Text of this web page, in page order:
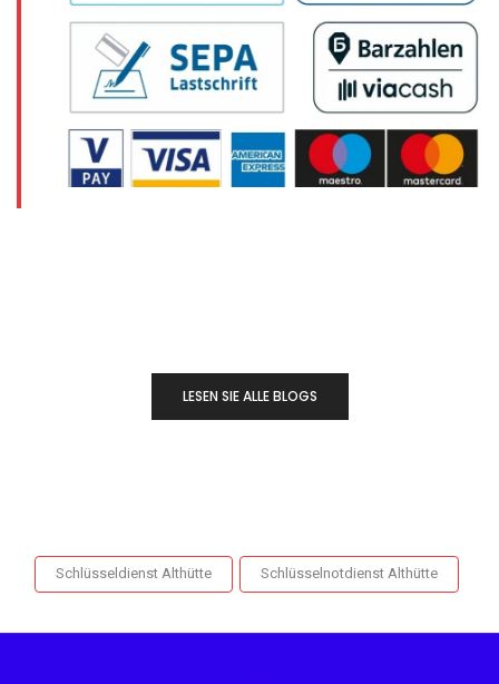
LESEN SIE ALLE BLOGS
Schlüsseldienst Althütte Schlüsselnotdienst Althütte